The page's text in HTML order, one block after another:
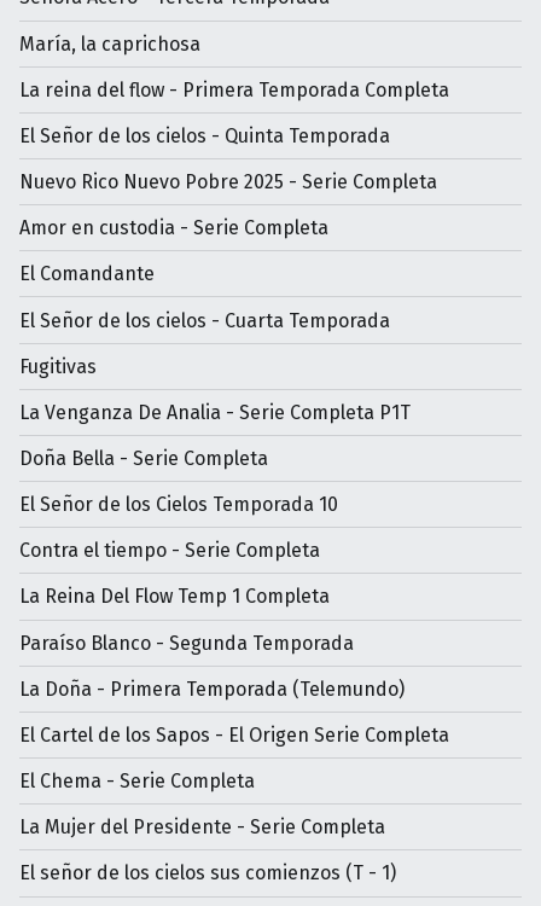
María, la caprichosa
La reina del flow - Primera Temporada Completa
El Señor de los cielos - Quinta Temporada
Nuevo Rico Nuevo Pobre 2025 - Serie Completa
Amor en custodia - Serie Completa
El Comandante
El Señor de los cielos - Cuarta Temporada
Fugitivas
La Venganza De Analia - Serie Completa P1T
Doña Bella - Serie Completa
El Señor de los Cielos Temporada 10
Contra el tiempo - Serie Completa
La Reina Del Flow Temp 1 Completa
Paraíso Blanco - Segunda Temporada
La Doña - Primera Temporada (Telemundo)
El Cartel de los Sapos - El Origen Serie Completa
El Chema - Serie Completa
La Mujer del Presidente - Serie Completa
El señor de los cielos sus comienzos (T - 1)